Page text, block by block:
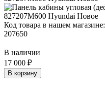
Код товара в нашем магазине:
207650
В наличии
17 000 ₽
В корзину